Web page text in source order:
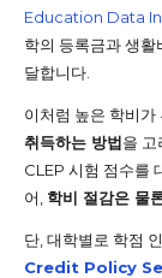
Education Data
학의 등록금과 생
달합니다.
이처럼 높은 학비가
취득하는 방법을 고
CLEP 시험 점수를
어, 학비 절감은 물
단, 대학별로 학점
Credit Policy